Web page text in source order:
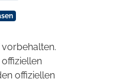
offiziellen